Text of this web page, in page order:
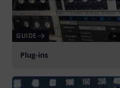
GUIDE
Plug-ins